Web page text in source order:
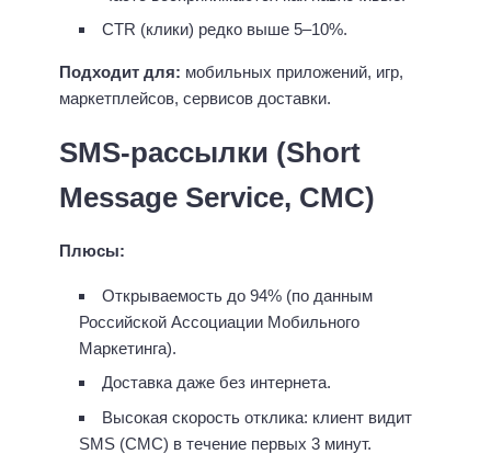
CTR (клики) редко выше 5–10%.
Подходит для: мобильных приложений, игр,
маркетплейсов, сервисов доставки.
SMS-рассылки (Short
Message Service, СМС)
Плюсы:
Открываемость до 94% (по данным
Российской Ассоциации Мобильного
Маркетинга).
Доставка даже без интернета.
Высокая скорость отклика: клиент видит
SMS (СМС) в течение первых 3 минут.